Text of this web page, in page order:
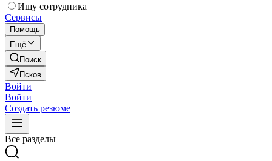
Ищу сотрудника
Сервисы
Помощь
Ещё
Поиск
Псков
Войти
Войти
Создать резюме
Все разделы